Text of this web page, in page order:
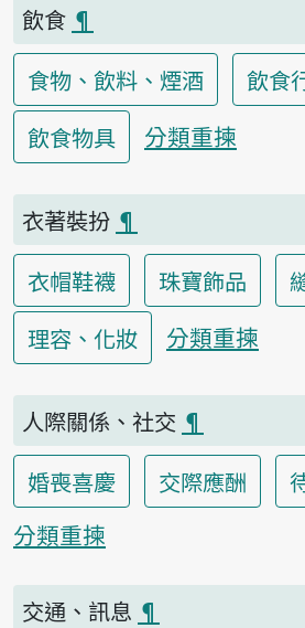
飲食 ¶
食物、飲料、煙酒
飲食
飲食物具
分類重揀
衣著裝扮 ¶
衣帽鞋襪
珠寶飾品
理容、化妝
分類重揀
人際關係、社交 ¶
婚喪喜慶
交際應酬
分類重揀
交通、訊息 ¶